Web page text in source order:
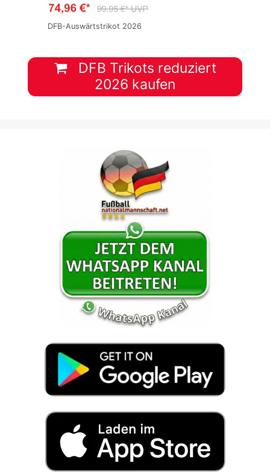
DFB-Auswärtstrikot 2026
DFB Trikots reduziert
2026 kaufen